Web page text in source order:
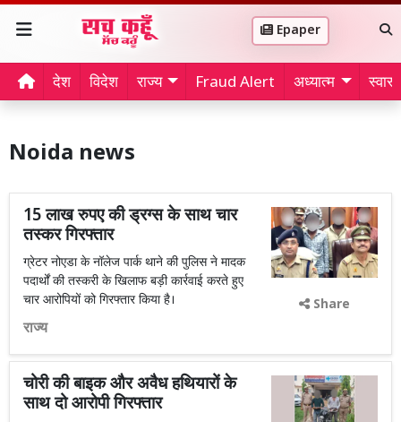
Epaper
देश विदेश राज्य Fraud Alert अध्यात्म
Noida news
15 लाख रुपए की ड्रग्स के साथ चार
तस्कर गिरफ्तार
ग्रेटर नोएडा के नॉलेज पार्क थाने की पुलिस ने मादक
पदार्थों की तस्करी के खिलाफ बड़ी कार्रवाई करते हुए
चार आरोपियों को गिरफ्तार किया है।
राज्य
Share
चोरी की बाइक और अवैध हथियारों के
साथ दो आरोपी गिरफ्तार